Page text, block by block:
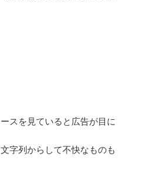
スを見ていると広告が目に
字列からして不快なものも